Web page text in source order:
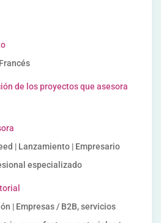
de los proyectos que asesora
| Lanzamiento | Empresario
especializado
| Empresas / B2B, servicios